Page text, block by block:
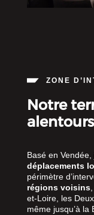
ZONE
Notre
alentours
Basé en
déplacements
périmètre
régions voisins
et-Loire, les
même jusqu’à